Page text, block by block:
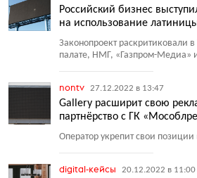
Российский бизнес
на использование
Законопроект раскритиковали
палате, НМГ, «Газпром-Медиа»
nontv 27.12.2022 в 13:47
Gallery расширит свою
партнёрство с ГК
Оператор укрепит свои позиции
digital-кейсы 20.12.2022 в 11:00